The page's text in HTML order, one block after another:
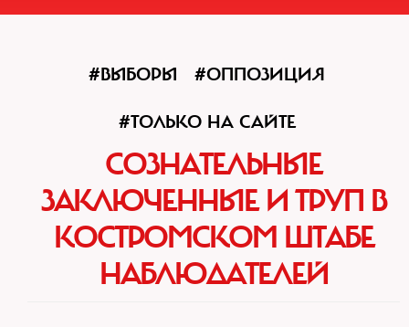
#ВЫБОРЫ #ОППОЗИЦИЯ
#ТОЛЬКО НА САЙТЕ
СОЗНАТЕЛЬНЫЕ
ЗАКЛЮЧЕННЫЕ И ТРУП В
КОСТРОМСКОМ ШТАБЕ
НАБЛЮДАТЕЛЕЙ